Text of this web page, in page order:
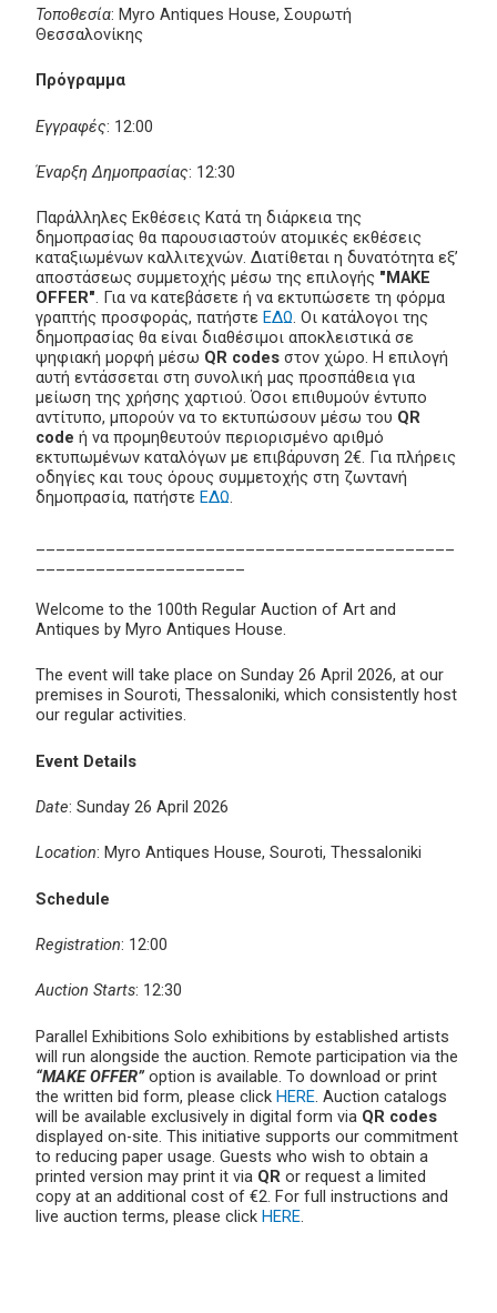
Τοποθεσία: Myro Antiques House, Σουρωτή
Θεσσαλονίκης
Πρόγραμμα
Εγγραφές: 12:00
Έναρξη Δημοπρασίας: 12:30
Παράλληλες Εκθέσεις Κατά τη διάρκεια της
δημοπρασίας θα παρουσιαστούν ατομικές εκθέσεις
καταξιωμένων καλλιτεχνών. Διατίθεται η δυνατότητα εξ’
αποστάσεως συμμετοχής μέσω της επιλογής "MAKE
OFFER". Για να κατεβάσετε ή να εκτυπώσετε τη φόρμα
γραπτής προσφοράς, πατήστε ΕΔΩ. Οι κατάλογοι της
δημοπρασίας θα είναι διαθέσιμοι αποκλειστικά σε
ψηφιακή μορφή μέσω QR codes στον χώρο. Η επιλογή
αυτή εντάσσεται στη συνολική μας προσπάθεια για
μείωση της χρήσης χαρτιού. Όσοι επιθυμούν έντυπο
αντίτυπο, μπορούν να το εκτυπώσουν μέσω του QR
code ή να προμηθευτούν περιορισμένο αριθμό
εκτυπωμένων καταλόγων με επιβάρυνση 2€. Για πλήρεις
οδηγίες και τους όρους συμμετοχής στη ζωντανή
δημοπρασία, πατήστε ΕΔΩ.
Welcome to the 100th Regular Auction of Art and
Antiques by Myro Antiques House.
The event will take place on Sunday 26 April 2026, at our
premises in Souroti, Thessaloniki, which consistently host
our regular activities.
Event Details
Date: Sunday 26 April 2026
Location: Myro Antiques House, Souroti, Thessaloniki
Schedule
Registration: 12:00
Auction Starts: 12:30
Parallel Exhibitions Solo exhibitions by established artists
will run alongside the auction. Remote participation via the
“MAKE OFFER”option is available. To download or print
the written bid form, please click HERE. Auction catalogs
will be available exclusively in digital form via QR codes
displayed on-site. This initiative supports our commitment
to reducing paper usage. Guests who wish to obtain a
printed version may print it via QR or request a limited
copy at an additional cost of €2. For full instructions and
live auction terms, please click HERE.